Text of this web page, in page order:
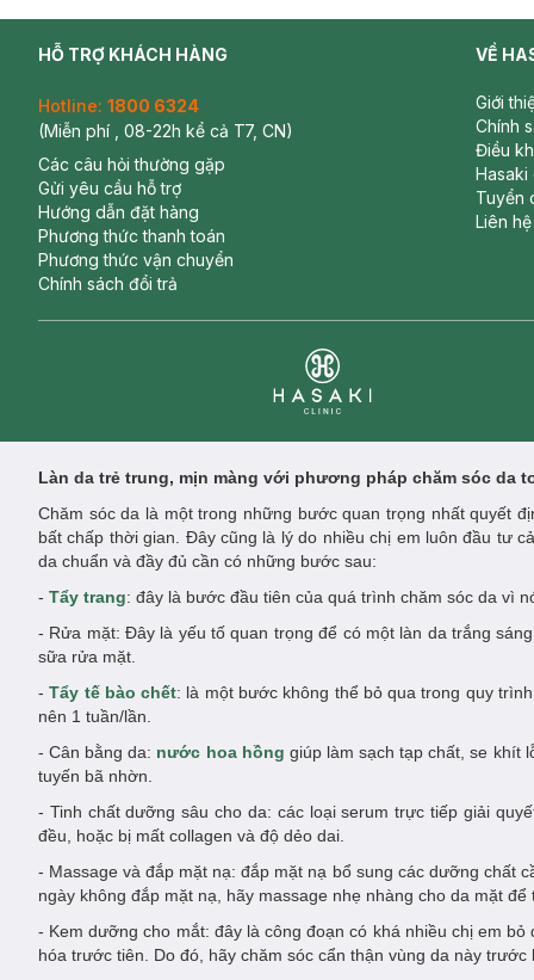
HỖ TRỢ KHÁCH HÀNG
Hotline: 1800 6324
(Miễn phí , 08-22h kể cả T7, CN)
Các câu hỏi thường gặp
Gửi yêu cầu hỗ trợ
Hướng dẫn đặt hàng
Phương thức thanh toán
Phương thức vận chuyển
Chính sách đổi trả
VỀ
Giới
Chính
Điều
Hasaki
Tuyển
Liên hệ
Làn da trẻ trung, mịn màng với phương pháp chăm sóc da
Chăm sóc da là một trong những bước quan trọng nhất quyết
bất chấp thời gian. Đây cũng là lý do nhiều chị em luôn đầu tư
da chuẩn và đầy đủ cần có những bước sau:
- Tẩy trang: đây là bước đầu tiên của quá trình chăm sóc da vì
- Rửa mặt: Đây là yếu tố quan trọng để có một làn da trắng
sữa rửa mặt.
- Tẩy tế bào chết: là một bước không thể bỏ qua trong quy
nên 1 tuần/lần.
- Cân bằng da: nước hoa hồng giúp làm sạch tạp chất, se khít
tuyến bã nhờn.
- Tinh chất dưỡng sâu cho da: các loại serum trực tiếp giải
đều, hoặc bị mất collagen và độ dẻo dai.
- Massage và đắp mặt nạ: đắp mặt nạ bổ sung các dưỡng chất
ngày không đắp mặt nạ, hãy massage nhẹ nhàng cho da mặt
- Kem dưỡng cho mắt: đây là công đoạn có khá nhiều chị em
hóa trước tiên. Do đó, hãy chăm sóc cẩn thận vùng da này